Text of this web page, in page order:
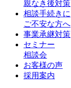
親なき後対策
相談手続きに
ご不安な方へ
事業承継対策
セミナー
相談会
お客様の声
採用案内